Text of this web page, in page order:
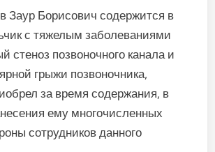
Заур Борисович содержится в
с тяжелым заболеваниями
стеноз позвоночного канала и
грыжи позвоночника,
за время содержания, в
ему многочисленных
сотрудников данного